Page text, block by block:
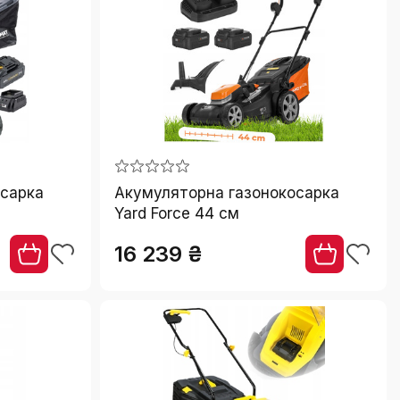
Акумуляторна газонокосарка
Yard Force 44 см
16 239 ₴